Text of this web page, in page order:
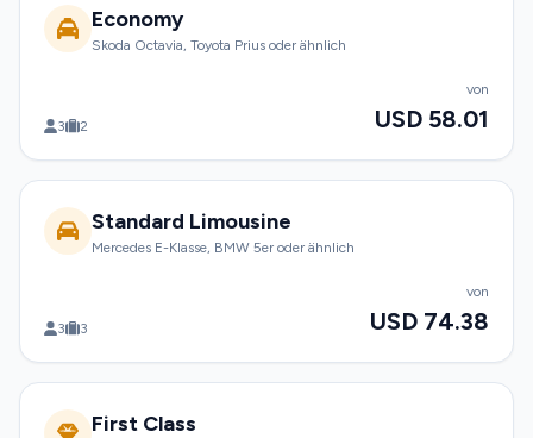
Economy
Skoda Octavia, Toyota Prius oder ähnlich
3 2
von
USD 58.01
Standard Limousine
Mercedes E-Klasse, BMW 5er oder ähnlich
3 3
von
USD 74.38
First Class